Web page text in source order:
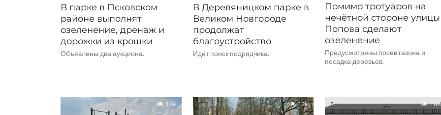
В парке в Псковском
районе выполнят
озеленение, дренаж и
дорожки из крошки
Объявлены два аукциона.
В Деревяницком парке в
Великом Новгороде
продолжат
благоустройство
Идёт поиск подрядчика.
Помимо тротуаров на
нечётной стороне улицы
Попова сделают
озеленение
Предусмотрены посев газона и
посадка деревьев.
1.8K 1.2K 1.6K